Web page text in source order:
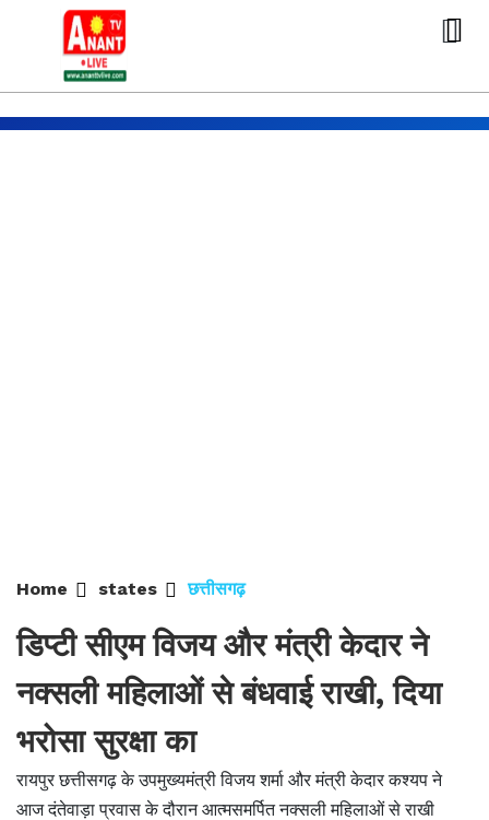
Home states छत्तीसगढ़
डिप्टी सीएम विजय और मंत्री केदार ने
नक्सली महिलाओं से बंधवाई राखी, दिया
भरोसा सुरक्षा का
रायपुर छत्तीसगढ़ के उपमुख्यमंत्री विजय शर्मा और मंत्री केदार कश्यप ने
आज दंतेवाड़ा प्रवास के दौरान आत्मसमर्पित नक्सली महिलाओं से राखी